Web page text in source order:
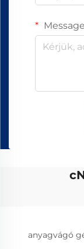
Message
anyagvágó